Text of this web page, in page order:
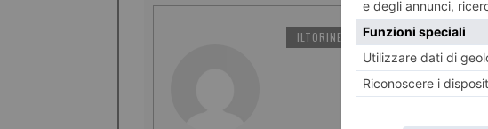
ILTORINESE POST RECENTI